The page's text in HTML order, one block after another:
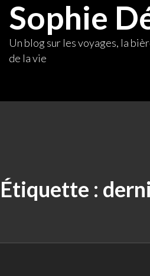
SkipSophie
Un blog sur les voyages, la
de la vie
Étiquette :